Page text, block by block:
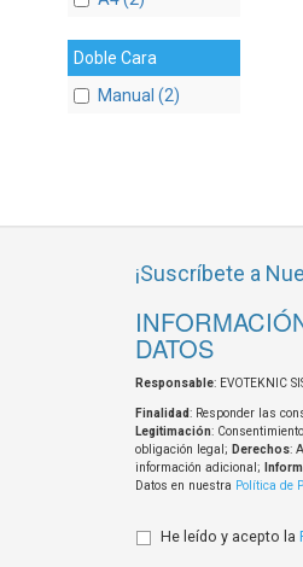
Doble Cara
Manual (2)
¡Suscríbete a
DATOS
Responsable: EVOTEKNIC
Finalidad: Responder las
Legitimación:
obligación legal; Derechos:
información adicional;
Datos en nuestra Política de
He leído y acepto la